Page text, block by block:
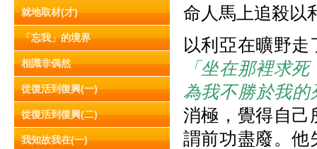
就地取材(才)
「忘我」的境界
相識非偶然
從復活到復興(一)
從復活到復興(二)
我知故我在(一)
命人馬上追殺以
以利亞在曠野
「坐在那裡求
為我不勝於我的
消極，覺得自己
謂前功盡廢。他